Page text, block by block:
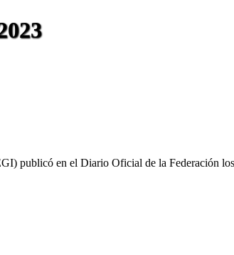
publicó en el Diario Oficial de la Federación